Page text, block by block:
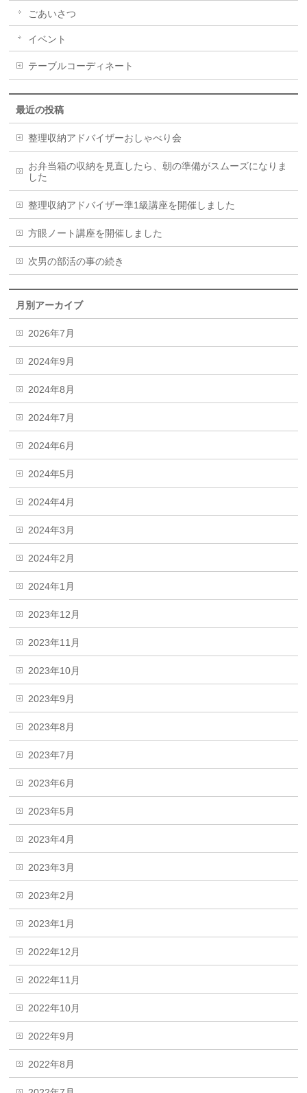
ごあいさつ
イベント
テーブルコーディネート
最近の投稿
整理収納アドバイザーおしゃべり会
お弁当箱の収納を見直したら、朝の準備がスムーズになりま
した
整理収納アドバイザー準1級講座を開催しました
方眼ノート講座を開催しました
次男の部活の事の続き
月別アーカイブ
2026年7月
2024年9月
2024年8月
2024年7月
2024年6月
2024年5月
2024年4月
2024年3月
2024年2月
2024年1月
2023年12月
2023年11月
2023年10月
2023年9月
2023年8月
2023年7月
2023年6月
2023年5月
2023年4月
2023年3月
2023年2月
2023年1月
2022年12月
2022年11月
2022年10月
2022年9月
2022年8月